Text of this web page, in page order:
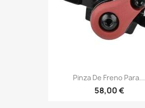
Pinza De Freno Para...
58,00 €